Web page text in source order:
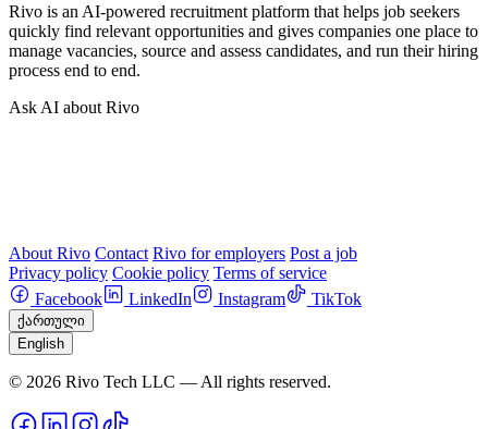
Rivo is an AI-powered recruitment platform that helps job seekers
quickly find relevant opportunities and gives companies one place to
manage vacancies, source and assess candidates, and run their hiring
process end to end.
Ask AI about Rivo
About Rivo Contact Rivo for employers Post a job
Privacy policy Cookie policy Terms of service
Facebook
LinkedIn Instagram TikTok
ქართული
English
© 2026 Rivo Tech LLC — All rights reserved.